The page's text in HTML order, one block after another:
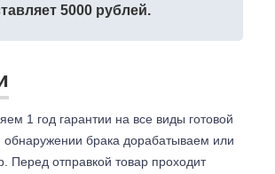
5000 рублей.
1 год гарантии на все виды готовой
обнаружении брака дорабатываем или
Перед отправкой товар проходит